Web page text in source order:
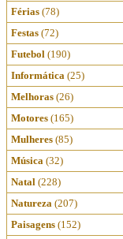
Férias (78)
Festas (72)
Futebol (190)
Informática (25)
Melhoras (26)
Motores (165)
Mulheres (85)
Música (32)
Natal (228)
Natureza (207)
Paisagens (152)